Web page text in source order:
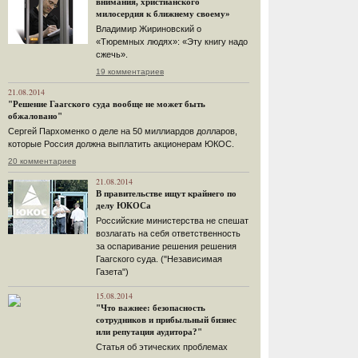
милосердия к ближнему своему»
Владимир Жириновский о
«Тюремных людях»: «Эту книгу надо
сжечь».
19 комментариев
21.08.2014
"Решение Гаагского суда вообще не может быть
обжаловано"
Сергей Пархоменко о деле на 50 миллиардов долларов,
которые Россия должна выплатить акционерам ЮКОС.
20 комментариев
21.08.2014
В правительстве ищут крайнего по
делу ЮКОСа
Российские министерства не спешат
возлагать на себя ответственность
за оспаривание решения решения
Гаагского суда. ("Независимая
Газета")
15.08.2014
"Что важнее: безопасность
сотрудников и прибыльный бизнес
или репутация аудитора?"
Статья об этических проблемах